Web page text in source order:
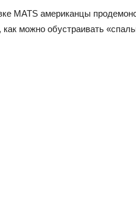
MATS американцы
можно обустраивать